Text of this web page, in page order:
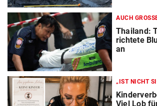
AUCH
Thailand:
richtete
an
„IST NICHT
Viel Lob